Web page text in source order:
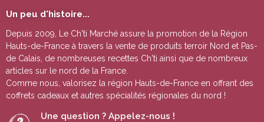
Un peu d'histoire...
Depuis 2009, Le Ch'ti Marché assure la promotion de la Région
Hauts-de-France à travers la vente de produits terroir Nord et Pas-
de Calais , de nombreuses recettes Ch'ti ainsi que de nombreux
articles sur le nord de la France.
Comme nous, valorisez la région Hauts-de-France en offrant des
coffrets cadeaux et autres spécialités régionales du nord !
Une question ? Appelez-nous !